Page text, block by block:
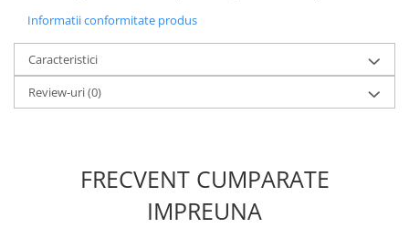
Informatii conformitate produs
Caracteristici
Review-uri(0)
FRECVENT CUMPARATE
IMPREUNA